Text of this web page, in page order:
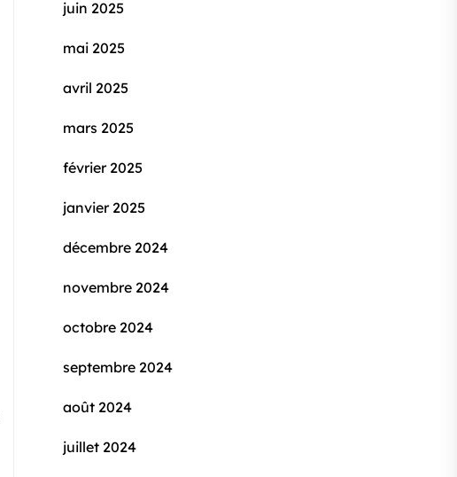
juin 2025
mai 2025
avril 2025
mars 2025
février 2025
janvier 2025
décembre 2024
novembre 2024
octobre 2024
septembre 2024
août 2024
juillet 2024